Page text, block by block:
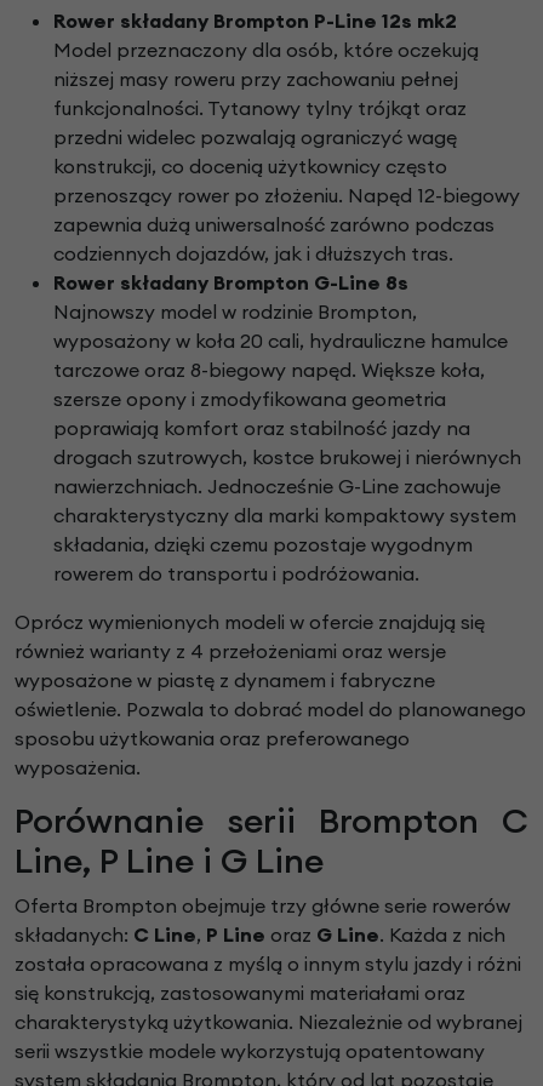
Rower składany Brompton P-Line 12s mk2
Model przeznaczony dla osób, które oczekują
niższej masy roweru przy zachowaniu pełnej
funkcjonalności. Tytanowy tylny trójkąt oraz
przedni widelec pozwalają ograniczyć wagę
konstrukcji, co docenią użytkownicy często
przenoszący rower po złożeniu. Napęd 12-biegowy
zapewnia dużą uniwersalność zarówno podczas
codziennych dojazdów, jak i dłuższych tras.
Rower składany Brompton G-Line 8s
Najnowszy model w rodzinie Brompton,
wyposażony w koła 20 cali, hydrauliczne hamulce
tarczowe oraz 8-biegowy napęd. Większe koła,
szersze opony i zmodyfikowana geometria
poprawiają komfort oraz stabilność jazdy na
drogach szutrowych, kostce brukowej i nierównych
nawierzchniach. Jednocześnie G-Line zachowuje
charakterystyczny dla marki kompaktowy system
składania, dzięki czemu pozostaje wygodnym
rowerem do transportu i podróżowania.
Oprócz wymienionych modeli w ofercie znajdują się
również warianty z 4 przełożeniami oraz wersje
wyposażone w piastę z dynamem i fabryczne
oświetlenie. Pozwala to dobrać model do planowanego
sposobu użytkowania oraz preferowanego
wyposażenia.
Porównanie serii Brompton C
Line, P Line i G Line
Oferta Brompton obejmuje trzy główne serie rowerów
składanych: C Line, P Line oraz G Line. Każda z nich
została opracowana z myślą o innym stylu jazdy i różni
się konstrukcją, zastosowanymi materiałami oraz
charakterystyką użytkowania. Niezależnie od wybranej
serii wszystkie modele wykorzystują opatentowany
system składania Brompton, który od lat pozostaje